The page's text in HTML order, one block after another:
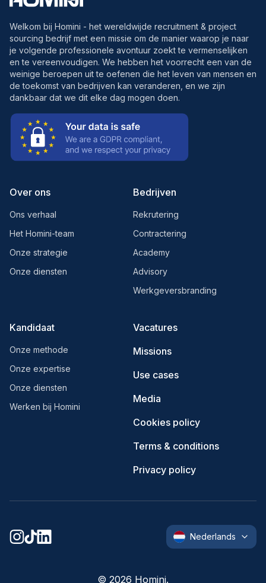
Welkom bij Homini - het wereldwijde recruitment & project
sourcing bedrijf met een missie om de manier waarop je naar
je volgende professionele avontuur zoekt te vermenselijken
en te vereenvoudigen. We hebben het voorrecht een van de
weinige beroepen uit te oefenen die het leven van mensen en
de toekomst van bedrijven kan veranderen, en we zijn
dankbaar dat we dit elke dag mogen doen.
Over ons
Ons verhaal
Het Homini-team
Onze strategie
Onze diensten
Bedrijven
Rekrutering
Contractering
Academy
Advisory
Werkgeversbranding
Kandidaat
Onze methode
Onze expertise
Onze diensten
Werken bij Homini
Vacatures
Missions
Use cases
Media
Cookies policy
Terms & conditions
Privacy policy
© 2026 Homini.
Nederlands